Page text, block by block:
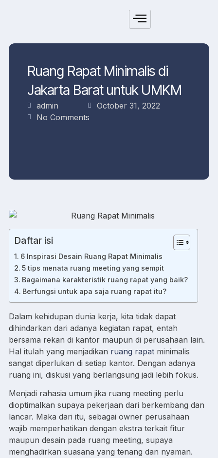
Ruang Rapat Minimalis di
Jakarta Barat untuk UMKM
admin
October 31, 2022
No Comments
Daftar isi
6 Inspirasi Desain Ruang Rapat Minimalis
5 tips menata ruang meeting yang sempit
Bagaimana karakteristik ruang rapat yang baik?
Berfungsi untuk apa saja ruang rapat itu?
Dalam kehidupan dunia kerja, kita tidak dapat
dihindarkan dari adanya kegiatan rapat, entah
bersama rekan di kantor maupun di perusahaan lain.
Hal itulah yang menjadikan ruang rapat minimalis
sangat diperlukan di setiap kantor. Dengan adanya
ruang ini, diskusi yang berlangsung jadi lebih fokus.
Menjadi rahasia umum jika ruang meeting perlu
dioptimalkan supaya pekerjaan dari berkembang dan
lancar. Maka dari itu, sebagai owner perusahaan
wajib memperhatikan dengan ekstra terkait fitur
maupun desain pada ruang meeting, supaya
menghadirkan suasana yang tenang dan nyaman.